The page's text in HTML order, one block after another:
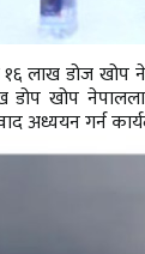
लाख डोज खोप
डोप खोप
अध्ययन गर्न